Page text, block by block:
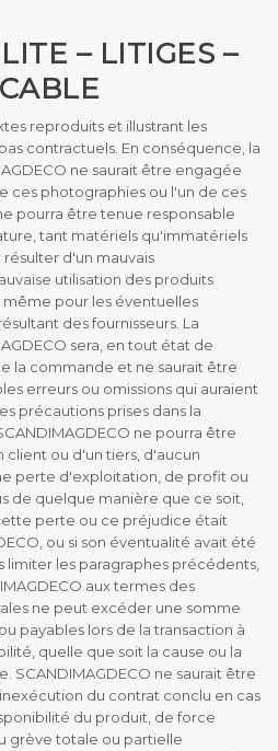
– LITIGES –
reproduits et illustrant les
contractuels. En conséquence, la
ne saurait être engagée
ces photographies ou l'un de ces
pourra être tenue responsable
tant matériels qu'immatériels
d'un mauvais
utilisation des produits
pour les éventuelles
des fournisseurs. La
sera, en tout état de
la commande et ne saurait être
erreurs ou omissions qui auraient
précautions prises dans la
ne pourra être
client ou d'un tiers, d'aucun
perte d'exploitation, de profit ou
de quelque manière que ce soit,
perte ou ce préjudice était
ou si son éventualité avait été
limiter les paragraphes précédents,
aux termes des
ne peut excéder une somme
payables lors de la transaction à
quelle que soit la cause ou la
ne saurait être
du contrat conclu en cas
du produit, de force
grève totale ou partielle